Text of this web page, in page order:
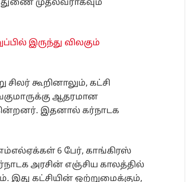
துணை முதல்வராகவும்
இருந்து விலகும்
கூறினாலும், கட்சி
ஆதரமான
இதனால் கர்நாடக
எம்எல்ஏக்கள் 6 பேர், காங்கிரஸ்
அரசின் எஞ்சிய காலத்தில்
இது கட்சியின் ஒற்றுமைக்கும்,